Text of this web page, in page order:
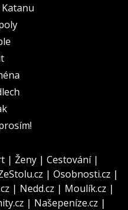
| Ženy | Cestování|
| Osobnosti.cz |
| Nedd.cz | Moulík.cz |
| Našepeníze.cz |